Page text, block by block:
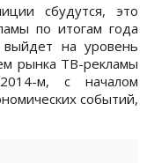
сбудутся, это
по итогам года
на уровень
рынка ТВ-рекламы
м, с началом
событий,